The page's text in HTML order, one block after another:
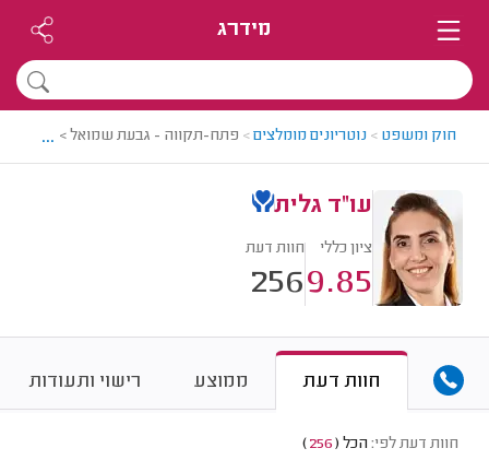
מידרג
חוק ומשפט > נוטריונים מומלצים> פתח-תקווה - גבעת שמואל > נוטריון
...
עו"ד גלית
ציון כללי
9.85
חוות דעת
256
חוות דעת ממוצע רישוי ותעודות
חוות דעת לפי: הכל (
256
)